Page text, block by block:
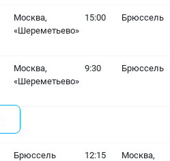
Москва,
«Шереметьево»
15:00 Брюссель
Москва,
«Шереметьево»
9:30 Брюссель
Брюссель 12:15
Москва,